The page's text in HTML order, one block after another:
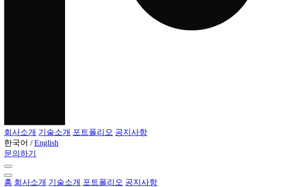
회사소개 기술소개 포트폴리오 공지사항
한국어 / English
문의하기
홈 회사소개 기술소개 포트폴리오 공지사항